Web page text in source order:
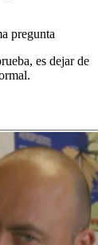
pregunta
es dejar de